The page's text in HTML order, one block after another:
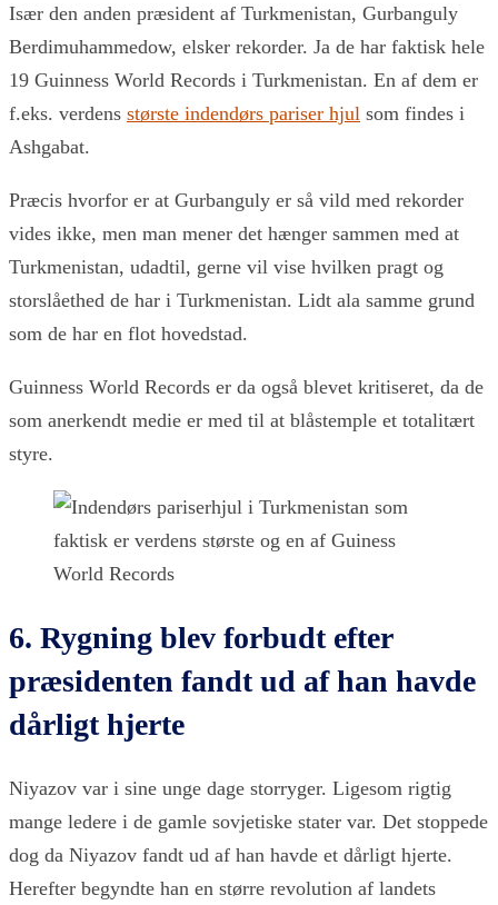
Især den anden præsident af Turkmenistan, Gurbanguly
Berdimuhammedow, elsker rekorder. Ja de har faktisk hele
19 Guinness World Records i Turkmenistan. En af dem er
f.eks. verdens største indendørs pariser hjul som findes i
Ashgabat.
Præcis hvorfor er at Gurbanguly er så vild med rekorder
vides ikke, men man mener det hænger sammen med at
Turkmenistan, udadtil, gerne vil vise hvilken pragt og
storslåethed de har i Turkmenistan. Lidt ala samme grund
som de har en flot hovedstad.
Guinness World Records er da også blevet kritiseret, da de
som anerkendt medie er med til at blåstemple et totalitært
styre.
6. Rygning blev forbudt efter
præsidenten fandt ud af han havde
dårligt hjerte
Niyazov var i sine unge dage storryger. Ligesom rigtig
mange ledere i de gamle sovjetiske stater var. Det stoppede
dog da Niyazov fandt ud af han havde et dårligt hjerte.
Herefter begyndte han en større revolution af landets